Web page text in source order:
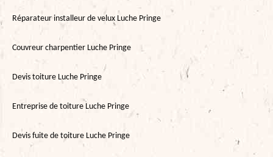
Réparateur installeur de velux Luche Pringe
Couvreur charpentier Luche Pringe
Devis toiture Luche Pringe
Entreprise de toiture Luche Pringe
Devis fuite de toiture Luche Pringe